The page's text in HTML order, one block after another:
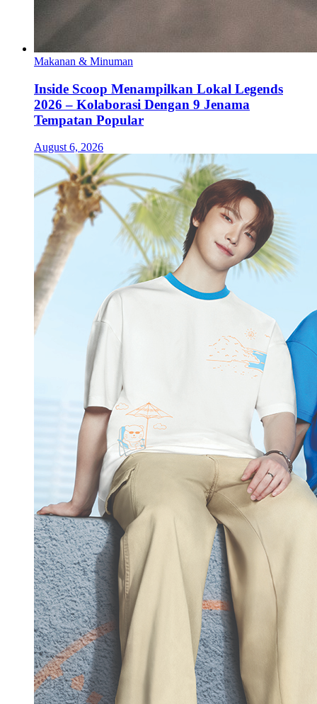
Makanan & Minuman
Inside Scoop Menampilkan Lokal Legends
2026 – Kolaborasi Dengan 9 Jenama
Tempatan Popular
August 6, 2026